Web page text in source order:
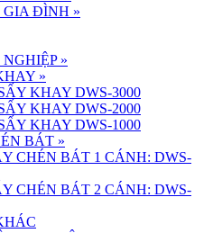
GIA ĐÌNH »
»
»
KHAY DWS-3000
KHAY DWS-2000
KHAY DWS-1000
BÁT »
CHÉN BÁT 1 CÁNH: DWS-
CHÉN BÁT 2 CÁNH: DWS-